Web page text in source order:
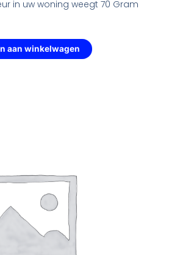
in uw woning weegt 70 Gram
aan winkelwagen